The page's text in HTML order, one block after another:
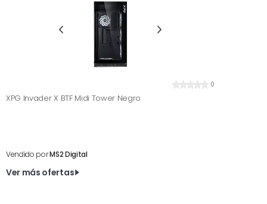
0
XPG Invader X BTF Midi Tower Negro
Vendido porMS2 Digital
Ver más ofertas